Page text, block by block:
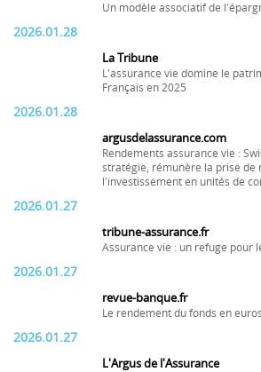
Un modèle associatif de
2026.01.28
La Tribune
L'assurance vie domine le
Français en 2025
2026.01.28
argusdelassurance.com
Rendements assurance vie :
stratégie, rémunère la prise de
l'investissement en unités de
2026.01.27
tribune-assurance.fr
Assurance vie : un refuge pour
2026.01.27
revue-banque.fr
Le rendement du fonds en
2026.01.27
L'Argus de l'Assurance